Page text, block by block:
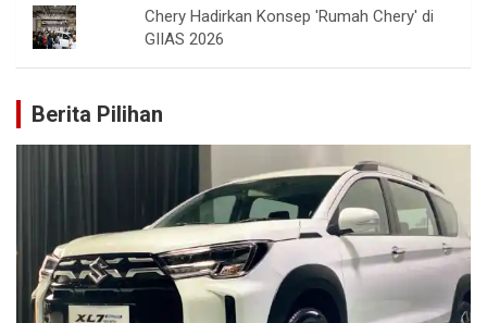
Chery Hadirkan Konsep 'Rumah Chery' di
GIIAS 2026
Berita Pilihan